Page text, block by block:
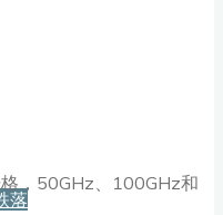
落
，50GHz、100GHz和